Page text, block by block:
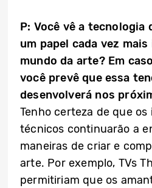
P: Você vê a tecnologia
um papel cada vez
mundo da arte? Em
você prevê que essa
desenvolverá nos
Tenho certeza de que os
técnicos continuarão a
maneiras de criar e
arte. Por exemplo, TVs
permitiriam que os